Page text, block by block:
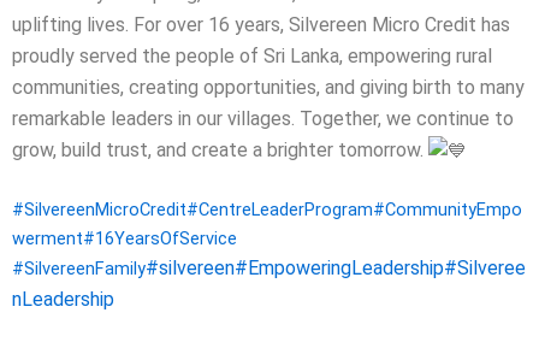
uplifting lives. For over 16 years, Silvereen Micro Credit has
proudly served the people of Sri Lanka, empowering rural
communities, creating opportunities, and giving birth to many
remarkable leaders in our villages. Together, we continue to
grow, build trust, and create a brighter tomorrow.
#SilvereenMicroCredit#CentreLeaderProgram#CommunityEmpo
werment#16YearsOfService
#SilvereenFamily#silvereen#EmpoweringLeadership#Silveree
nLeadership